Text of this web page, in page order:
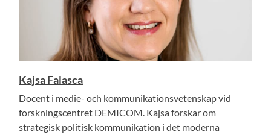
Kajsa Falasca
Docent i medie- och kommunikationsvetenskap vid
forskningscentret DEMICOM. Kajsa forskar om
strategisk politisk kommunikation i det moderna